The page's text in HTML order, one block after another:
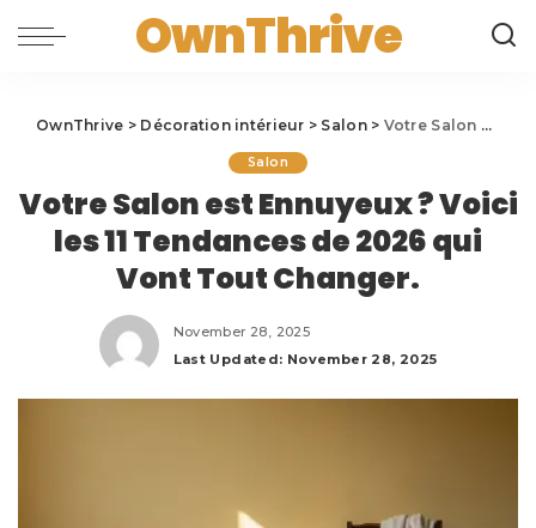
OwnThrive
OwnThrive > Décoration intérieur > Salon> Votre Salon est Ennuyeux ? Voici les 11 Tendances de 2026 qui Vont Tout Changer.
Salon
Votre Salon est Ennuyeux ? Voici
les 11 Tendances de 2026 qui
Vont Tout Changer.
November 28, 2025
Last Updated: November 28, 2025